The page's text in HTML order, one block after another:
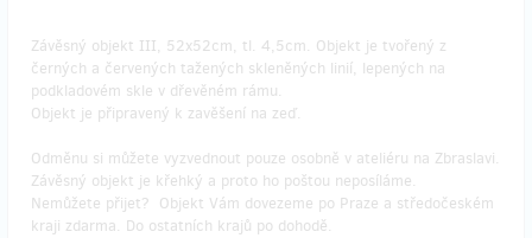
Závěsný objekt III, 52x52cm, tl. 4,5cm. Objekt je tvořený z
černých a červených tažených skleněných linií, lepených na
podkladovém skle v dřevěném rámu.
Objekt je připravený k zavěšení na zeď.
Odměnu si můžete vyzvednout pouze osobně v ateliéru na Zbraslavi.
Závěsný objekt je křehký a proto ho poštou neposíláme.
Nemůžete přijet? Objekt Vám dovezeme po Praze a středočeském
kraji zdarma. Do ostatních krajů po dohodě.